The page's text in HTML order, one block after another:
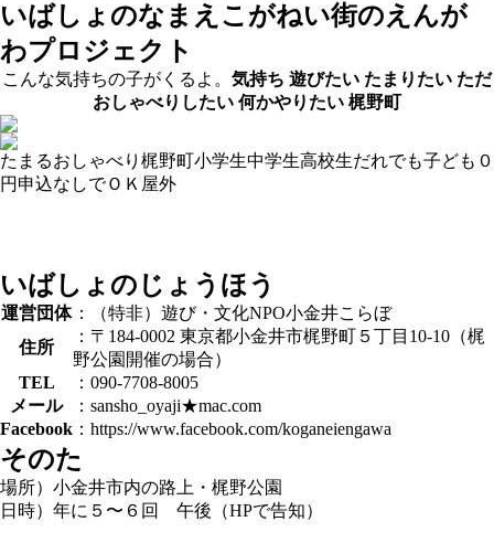
いばしょのなまえ こがねい街のえんが
わプロジェクト
こんな気持ちの子がくるよ。 気持ち 遊びたい たまりたい ただ
おしゃべりしたい 何かやりたい 梶野町
たまるおしゃべり 梶野町小学生中学生高校生だれでも子ども０
円 申込なしでＯＫ 屋外
いばしょのじょうほう
運営団体 ：（特非）遊び・文化NPO小金井こらぼ
住所
：〒184-0002 東京都小金井市梶野町５丁目10-10（梶
野公園開催の場合）
TEL
：090-7708-8005
メール
：sansho_oyaji★mac.com
Facebook ：https://www.facebook.com/koganeiengawa
そのた
場所）小金井市内の路上・梶野公園
日時）年に５〜６回 午後（HPで告知）